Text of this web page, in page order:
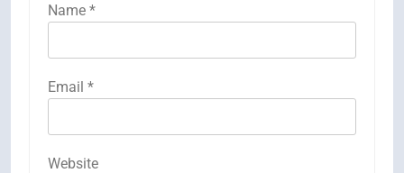
Name *
Email *
Website